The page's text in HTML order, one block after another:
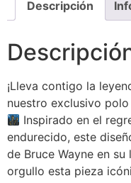
Descripción
¡Lleva contigo la
nuestro exclusivo
Inspirado en el
endurecido, este
de Bruce Wayne en
orgullo esta pieza